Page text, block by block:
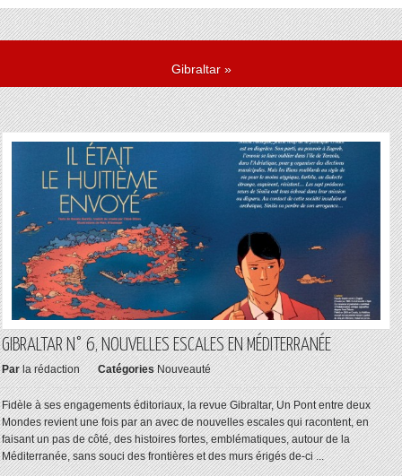
Gibraltar»
GIBRALTAR N° 6, NOUVELLES ESCALES EN MÉDITERRANÉE
Par la rédaction Catégories Nouveauté
Fidèle à ses engagements éditoriaux, la revue Gibraltar, Un Pont entre deux
Mondes revient une fois par an avec de nouvelles escales qui racontent, en
faisant un pas de côté, des histoires fortes, emblématiques, autour de la
Méditerranée, sans souci des frontières et des murs érigés de-ci ...